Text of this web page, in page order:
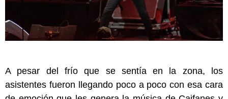
A pesar del frío que se sentía en la zona, los
asistentes fueron llegando poco a poco con esa cara